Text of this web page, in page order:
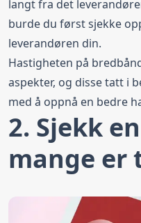
langt fra det
burde du først sjekke
leverandøren din.
Hastigheten på
aspekter, og disse tatt i
med å oppnå en bedre
2. Sjekk
mange er